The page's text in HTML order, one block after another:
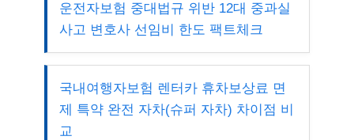
운전자보험 중대법규 위반 12대 중과실
사고 변호사 선임비 한도 팩트체크
국내여행자보험 렌터카 휴차보상료 면
제 특약 완전 자차(슈퍼 자차) 차이점 비
교